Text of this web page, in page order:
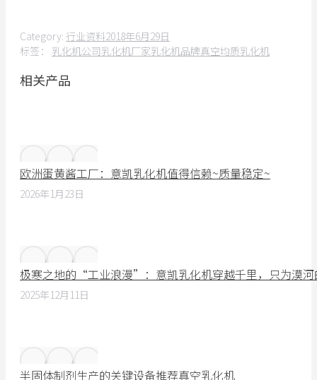
Category: 行业资料2018年6月29日
标签： 乳化机公司乳化机厂家乳化机品牌真空均质乳化机
相关产品
欧洲蛋黄酱工厂：意凯乳化机值得信赖~质量稳定~
2026年1月23日
极寒之地的“工业浪漫”：意凯乳化机穿越千里，只为漠河
2025年12月11日
半固体制剂生产的关键设备推荐真空乳化机